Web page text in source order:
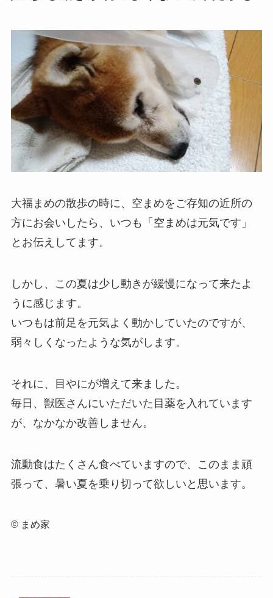
大福まめの散歩の時に、空まめをご存知の近所の
方にお会いしたら、いつも「空まめは元気です」
とお伝えしてます。
しかし、この夏は少し動きが緩慢になって来たよ
うに感じます。
いつもは前足を元気よく動かしていたのですが、
弱々しくなったような気がします。
それに、目やにが増えて来ました。
毎日、獣医さんにいただいた目薬を入れています
が、なかなか改善しません。
流動食はたくさん食べていますので、このまま頑
張って、暑い夏を乗り切って欲しいと思います。
© まめ家